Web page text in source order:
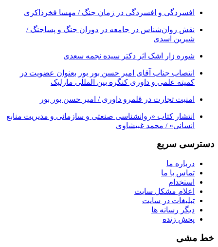
افسردگی و افسردگی در زمان جنگ / مهسا فخرذاکری
نقش روان‌شناس در جامعه در دوران جنگ و پساجنگ /
شیرین اسدی
شوره زار اشک اثر دکتر سیده نجمه سعدی
انتصاب جناب آقای امیر حسن بور بور بعنوان عضویت در
کمیته علمی و داوری کنگره بین المللی مارلیک
امنیت تجارت در قلمرو داوری / امیر حسن بور بور
انتشار کتاب «روانشناسی صنعتی و سازمانی و مدیریت منابع
انسانی» / محمد غبیشاوی
دسترسی سریع
درباره ما
تماس با ما
استخدام
اعلام مشکل سایت
تبلیغات در سایت
ديگر رسانه ها
پخش زنده
خط مشی